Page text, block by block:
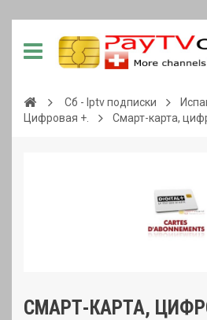
Сб - Iptv подписки
Цифровая +.
Смарт-карта,
СМАРТ-КАРТА,